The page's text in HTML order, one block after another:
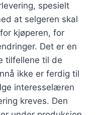
spesielt
at selgeren skal
kjøperen, for
Det er en
tilfellene til de
ikke er ferdig til
interesselæren
kreves. Den